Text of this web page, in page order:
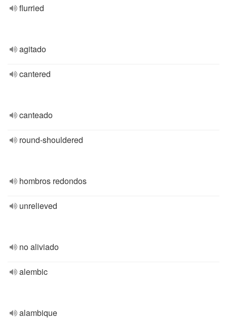
flurried
agitado
cantered
canteado
round-shouldered
hombros redondos
unrelieved
no aliviado
alembic
alambique